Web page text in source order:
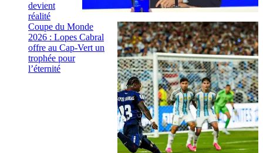
devient
réalité
Coupe du Monde
2026 : Lopes Cabral
offre au Cap-Vert un
trophée pour
l’éternité